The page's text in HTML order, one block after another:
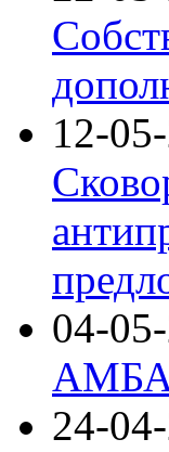
12-
04-
24-